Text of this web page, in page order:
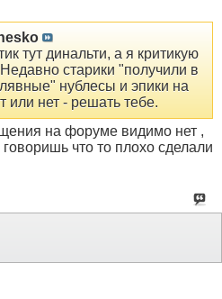
тут динальти, а я критикую
старики "получили в
нублесы и эпики на
или нет - решать тебе.
на форуме видимо нет ,
что то плохо сделали